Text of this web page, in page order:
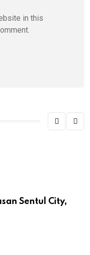
in this
Sentul City,